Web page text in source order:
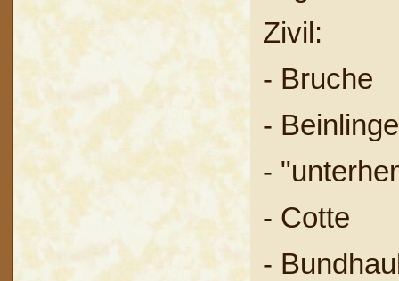
Zivil:
- Bruche
- Beinlinge
-
- Cotte
-